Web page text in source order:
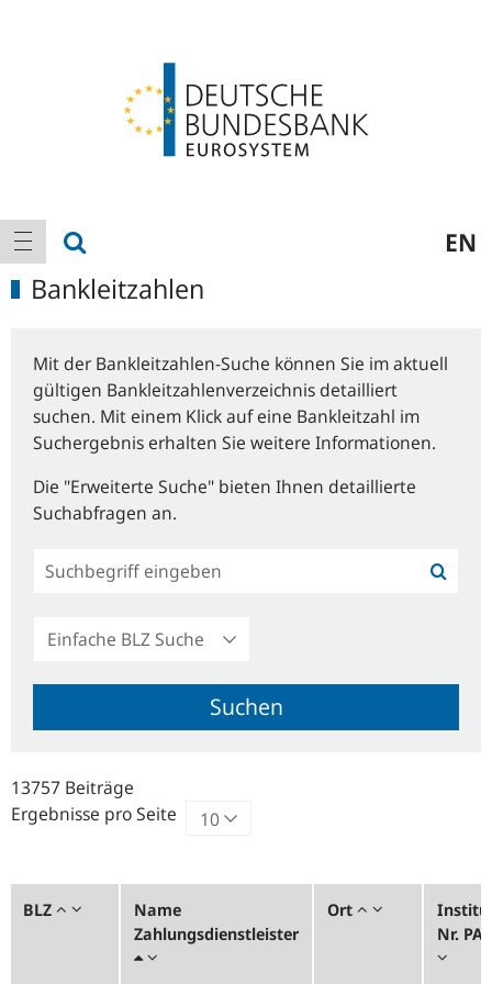
Hauptnavigation
Navigation anzeigen EN
Bankleitzahlen
Mit der Bankleitzahlen-Suche können Sie im aktuell
gültigen Bankleitzahlenverzeichnis detailliert
suchen. Mit einem Klick auf eine Bankleitzahl im
Suchergebnis erhalten Sie weitere Informationen.
Die "Erweiterte Suche" bieten Ihnen detaillierte
Suchabfragen an.
Einfache
Suche
Suchen
13757 Beiträge
Ergebnisse pro Seite
BLZ
Name
Zahlungsdienstleister
Ort
Nr.